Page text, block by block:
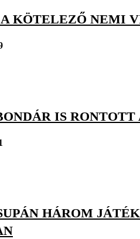
KÖTELEZŐ NEMI
IS
HÁROM